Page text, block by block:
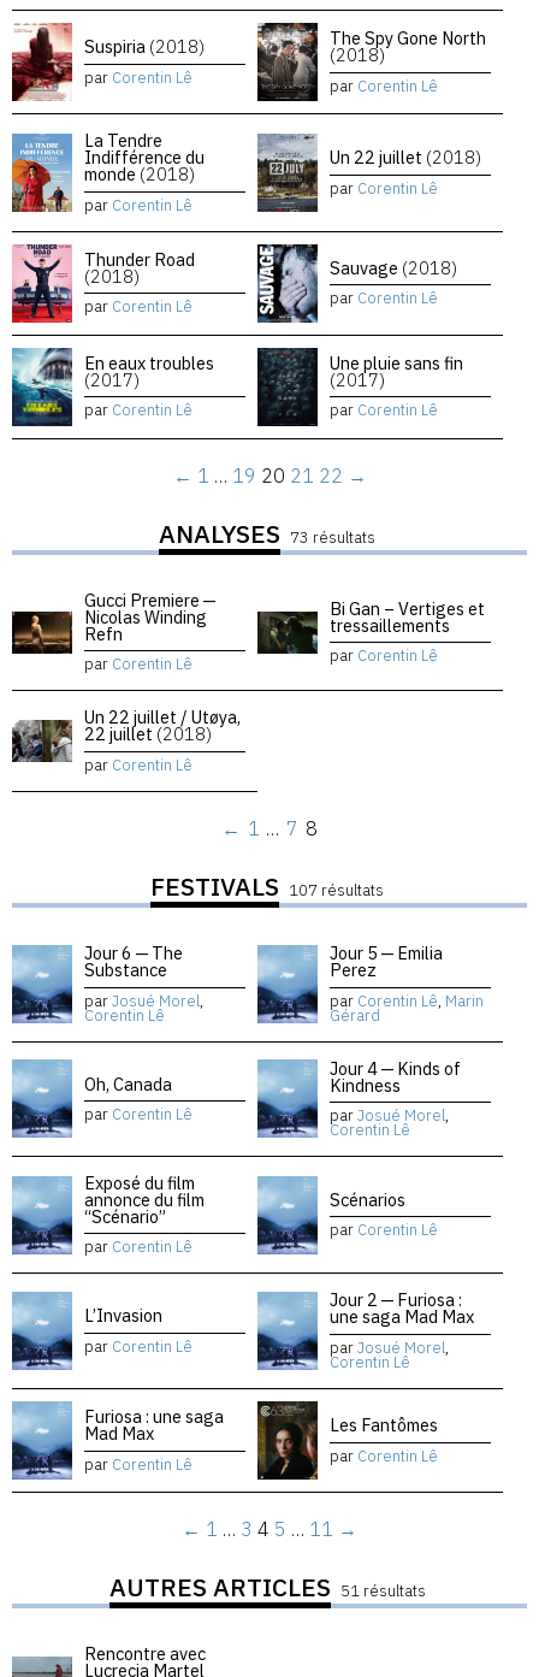
Suspiria (2018)
par Corentin Lê
The Spy Gone North
(2018)
par Corentin Lê
La Tendre
Indifférence du
monde (2018)
par Corentin Lê
Un 22 juillet (2018)
par Corentin Lê
Thunder Road
(2018)
par Corentin Lê
Sauvage (2018)
par Corentin Lê
En eaux troubles
(2017)
par Corentin Lê
Une pluie sans fin
(2017)
par Corentin Lê
← 1 … 19 20 21 22 →
ANALYSES 73 résultats
Gucci Premiere —
Nicolas Winding
Refn
par Corentin Lê
Bi Gan – Vertiges et
tressaillements
par Corentin Lê
Un 22 juillet / Utøya,
22 juillet (2018)
par Corentin Lê
← 1 … 7 8
FESTIVALS 107 résultats
Jour 6 — The
Substance
parJosué Morel,
Corentin Lê
Jour 5 — Emilia
Perez
par Corentin Lê, Marin
Gérard
Oh, Canada
par Corentin Lê
Jour 4 — Kinds of
Kindness
parJosué Morel,
Corentin Lê
Exposé du film
annonce du film
“Scénario”
par Corentin Lê
Scénarios
par Corentin Lê
L’Invasion
par Corentin Lê
Jour 2 — Furiosa :
une saga Mad Max
parJosué Morel,
Corentin Lê
Furiosa : une saga
Mad Max
par Corentin Lê
Les Fantômes
par Corentin Lê
← 1 … 3 4 5 … 11 →
AUTRES ARTICLES 51 résultats
Rencontre avec
Lucrecia Martel